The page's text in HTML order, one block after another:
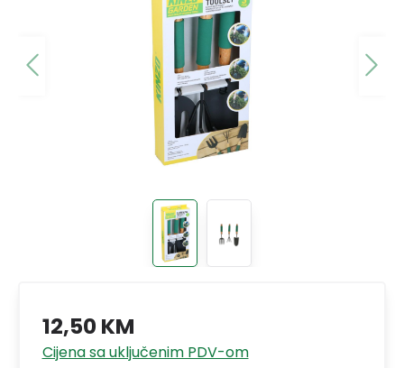
12,50 KM
Cijena sa uključenim PDV-om